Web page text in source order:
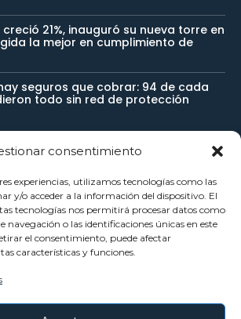
consentimiento
experiencias, utilizamos tecnologías como las
y/o acceder a la información del dispositivo. El
tecnologías nos permitirá procesar datos como
o las identificaciones únicas en este
el consentimiento, puede afectar
características y funciones.
21%, inauguró su nueva torre en
la mejor en cumplimiento de
seguros que cobrar: 94 de cada
todo sin red de protección
directamente en su buzón de
conectado.